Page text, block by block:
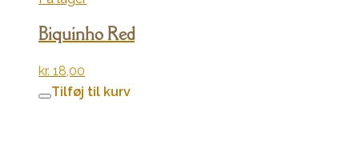
Biquinho Red
kr. 18,00
Tilføj til kurv